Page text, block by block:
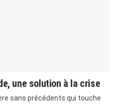
une solution à la crise
sans précédents qui touche